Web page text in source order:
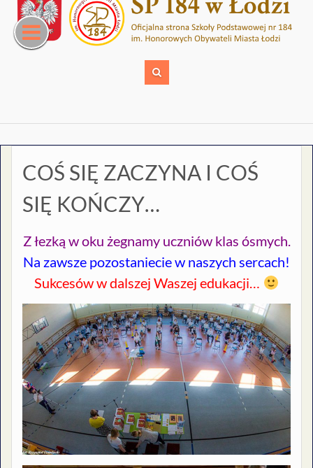
content
COŚ SIĘ ZACZYNA I COŚ
SIĘ KOŃCZY…
Z łezką w oku żegnamy uczniów klas ósmych.
Na zawsze pozostaniecie w naszych sercach!
Sukcesów w dalszej Waszej edukacji…